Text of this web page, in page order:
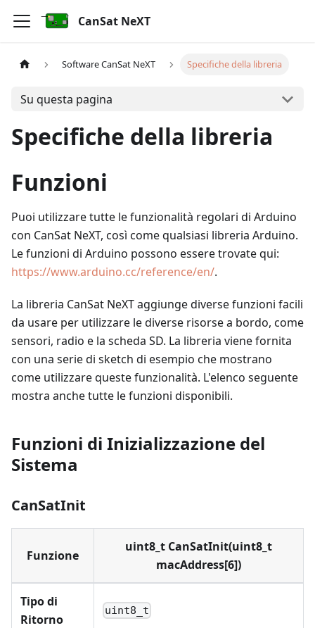
CanSat NeXT
Software CanSat NeXT Specifiche della libreria
Su questa pagina
Specifiche della libreria
Funzioni
Puoi utilizzare tutte le funzionalità regolari di Arduino
con CanSat NeXT, così come qualsiasi libreria Arduino.
Le funzioni di Arduino possono essere trovate qui:
https://www.arduino.cc/reference/en/.
La libreria CanSat NeXT aggiunge diverse funzioni facili
da usare per utilizzare le diverse risorse a bordo, come
sensori, radio e la scheda SD. La libreria viene fornita
con una serie di sketch di esempio che mostrano
come utilizzare queste funzionalità. L'elenco seguente
mostra anche tutte le funzioni disponibili.
Funzioni di Inizializzazione del
Sistema
CanSatInit
Funzione
uint8_t CanSatInit(uint8_t
macAddress[6])
Tipo di
Ritorno
uint8_t